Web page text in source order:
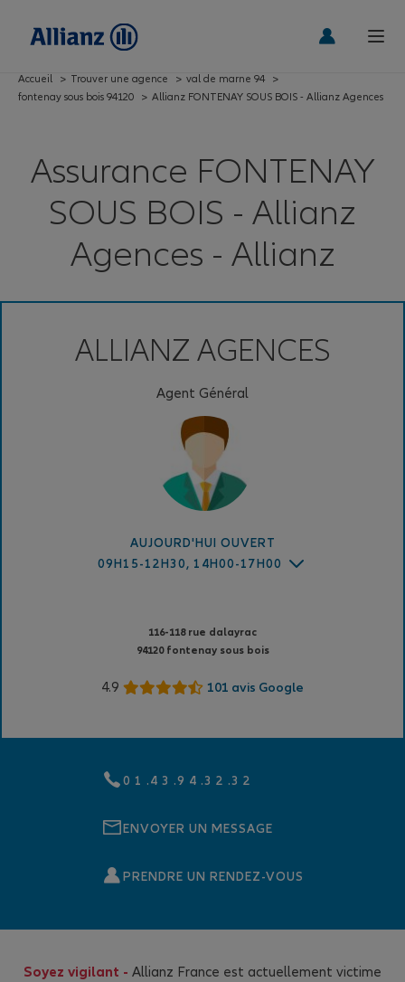
Accueil > Trouver une agence > val de marne 94 >
fontenay sous bois 94120 > Allianz FONTENAY SOUS BOIS - Allianz Agences
Assurance FONTENAY
SOUS BOIS - Allianz
Agences - Allianz
ALLIANZ AGENCES
Agent Général
AUJOURD'HUI OUVERT
09H15-12H30, 14H00-17H00
116-118 rue dalayrac
94120 fontenay sous bois
4.9 101 avis Google
0 1 .4 3 .9 4 .3 2 .3 2
ENVOYER UN MESSAGE
PRENDRE UN RENDEZ-VOUS
Soyez vigilant - Allianz France est actuellement victime